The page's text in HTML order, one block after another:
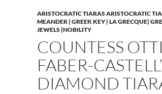
ARISTOCRATIC TIARAS ARISTOCRATIC
MEANDER | GREEK KEY | LA GRECQUE|
JEWELS |NOBILITY
COUNTESS
FABER-
DIAMOND